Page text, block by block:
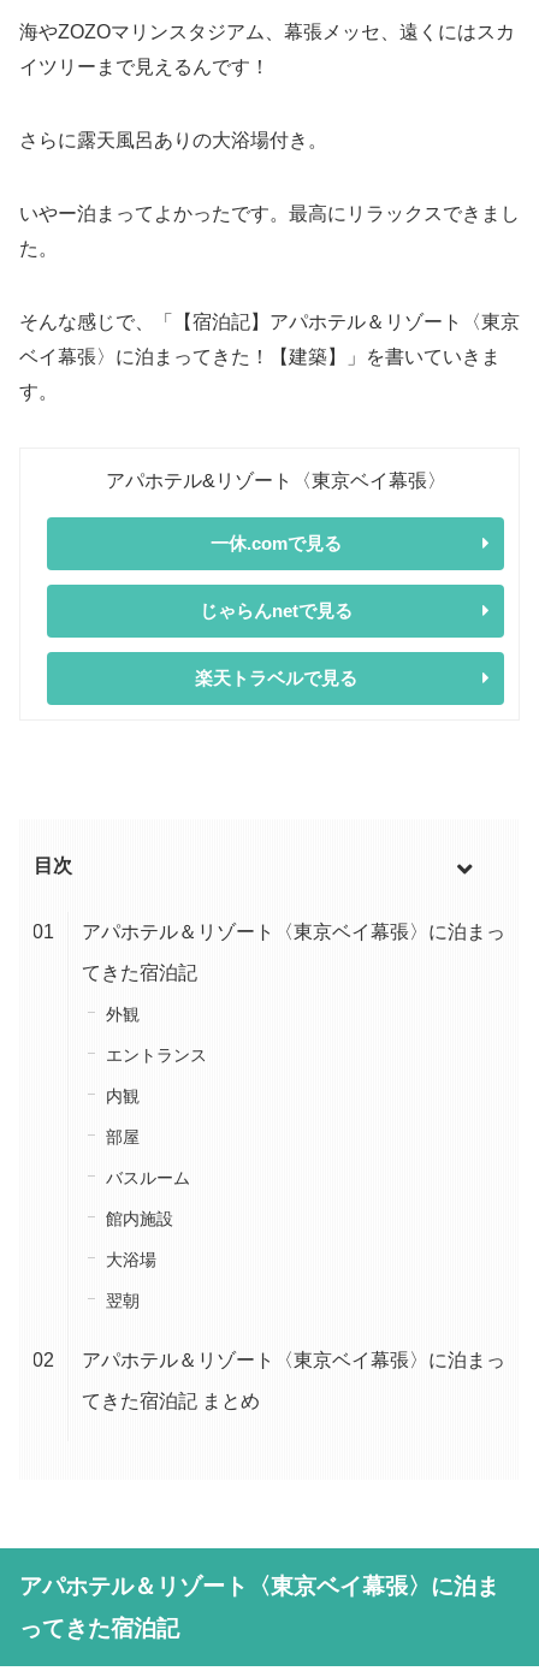
海やZOZOマリンスタジアム、幕張メッセ、遠くにはスカ
イツリーまで見えるんです！
さらに露天風呂ありの大浴場付き。
いやー泊まってよかったです。最高にリラックスできまし
た。
そんな感じで、「【宿泊記】アパホテル＆リゾート〈東京
ベイ幕張〉に泊まってきた！【建築】」を書いていきま
す。
アパホテル&リゾート〈東京ベイ幕張〉
一休.comで見る
じゃらんnetで見る
楽天トラベルで見る
目次
アパホテル＆リゾート〈東京ベイ幕張〉に泊まっ
てきた宿泊記
外観
エントランス
内観
部屋
バスルーム
館内施設
大浴場
翌朝
アパホテル＆リゾート〈東京ベイ幕張〉に泊まっ
てきた宿泊記 まとめ
アパホテル＆リゾート〈東京ベイ幕張〉に泊ま
ってきた宿泊記